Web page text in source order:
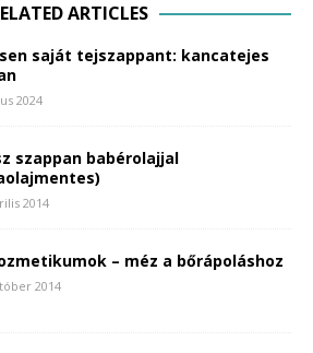
ARTICLES
saját tejszappant: kancatejes
2024
szappan babérolajjal
2014
– méz a bőrápoláshoz
2014